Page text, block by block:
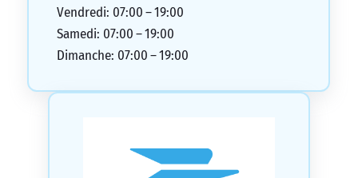
Vendredi: 07:00 – 19:00
Samedi: 07:00 – 19:00
Dimanche: 07:00 – 19:00